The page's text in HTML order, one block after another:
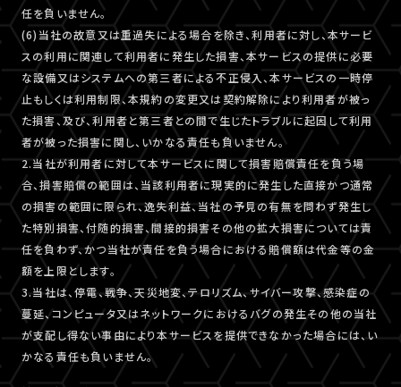
任を負いません。
(6)当社の故意又は重過失による場合を除き、利用者に対し、本サービ
スの利用に関連して利用者に発生した損害、本サービスの提供に必要
な設備又はシステムへの第三者による不正侵入、本サービスの一時停
止もしくは利用制限、本規約の変更又は契約解除により利用者が被っ
た損害、及び、利用者と第三者との間で生じたトラブルに起因して利用
者が被った損害に関し、いかなる責任も負いません。
2.当社が利用者に対して本サービスに関して損害賠償責任を負う場
合、損害賠償の範囲は、当該利用者に現実的に発生した直接かつ通常
の損害の範囲に限られ、逸失利益、当社の予見の有無を問わず発生し
た特別損害、付随的損害、間接的損害その他の拡大損害については責
任を負わず、かつ当社が責任を負う場合における賠償額は代金等の金
額を上限とします。
3.当社は、停電、戦争、天災地変、テロリズム、サイバー攻撃、感染症の
蔓延、コンピュータ又はネットワークにおけるバグの発生その他の当社
が支配し得ない事由により本サービスを提供できなかった場合には、い
かなる責任も負いません。